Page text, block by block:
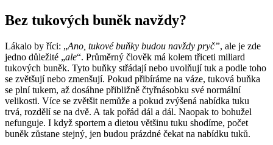
Bez tukových buněk navždy?
Lákalo by říci: „Ano, tukové buňky budou navždy pryč”, ale je zde
jedno důležité „ale“. Průměrný člověk má kolem třiceti miliard
tukových buněk. Tyto buňky střádají nebo uvolňují tuk a podle toho
se zvětšují nebo zmenšují. Pokud přibíráme na váze, tuková buňka
se plní tukem, až dosáhne přibližně čtyřnásobku své normální
velikosti. Více se zvětšit nemůže a pokud zvýšená nabídka tuku
trvá, rozdělí se na dvě. A tak pořád dál a dál. Naopak to bohužel
nefunguje. I když sportem a dietou většinu tuku shodíme, počet
buněk zůstane stejný, jen budou prázdné čekat na nabídku tuků.